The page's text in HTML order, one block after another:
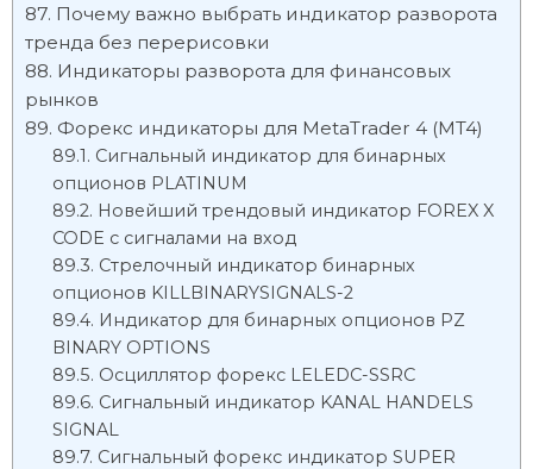
Почему важно выбрать индикатор разворота
тренда без перерисовки
Индикаторы разворота для финансовых
рынков
Форекс индикаторы для MetaTrader 4 (MT4)
Сигнальный индикатор для бинарных
опционов PLATINUM
Новейший трендовый индикатор FOREX X
CODE с сигналами на вход
Стрелочный индикатор бинарных
опционов KILLBINARYSIGNALS-2
Индикатор для бинарных опционов PZ
BINARY OPTIONS
Осциллятор форекс LELEDC-SSRC
Сигнальный индикатор KANAL HANDELS
SIGNAL
Сигнальный форекс индикатор SUPER